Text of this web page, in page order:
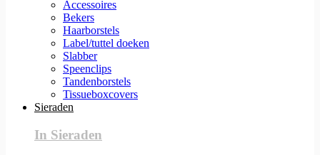
Accessoires
Bekers
Haarborstels
Label/tuttel doeken
Slabber
Speenclips
Tandenborstels
Tissueboxcovers
Sieraden
In Sieraden